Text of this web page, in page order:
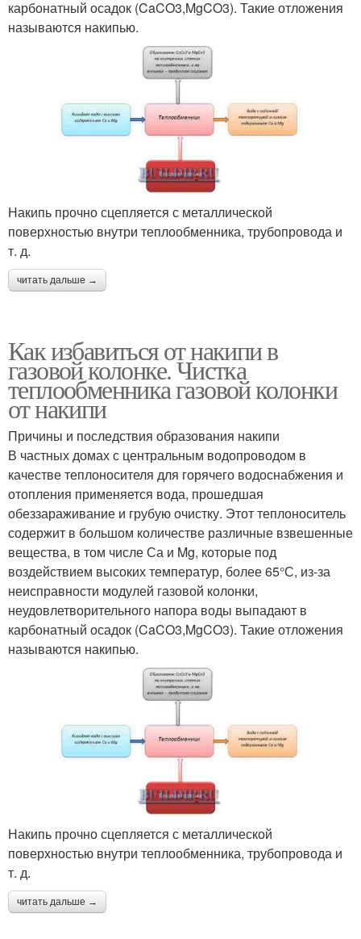
карбонатный осадок (CaCO3,MgCO3). Такие отложения
называются накипью.
Накипь прочно сцепляется с металлической
поверхностью внутри теплообменника, трубопровода и
т. д.
читать дальше →
Как избавиться от накипи в
газовой колонке. Чистка
теплообменника газовой колонки
от накипи
Причины и последствия образования накипи
В частных домах с центральным водопроводом в
качестве теплоносителя для горячего водоснабжения и
отопления применяется вода, прошедшая
обеззараживание и грубую очистку. Этот теплоноситель
содержит в большом количестве различные взвешенные
вещества, в том числе Са и Mg, которые под
воздействием высоких температур, более 65°С, из-за
неисправности модулей газовой колонки,
неудовлетворительного напора воды выпадают в
карбонатный осадок (CaCO3,MgCO3). Такие отложения
называются накипью.
Накипь прочно сцепляется с металлической
поверхностью внутри теплообменника, трубопровода и
т. д.
читать дальше →